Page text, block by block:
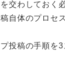
交わしておく
自体のプロセ
投稿の手順を